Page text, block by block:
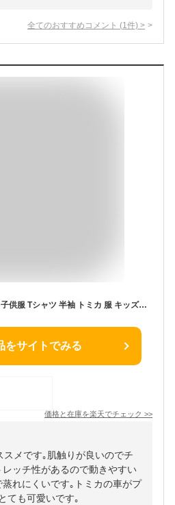
全てのおすすめコメント (1 件) >
【トミカ5%OFFクーポン】 子供服 Tシャツ 半袖 トミカ 服 キッズ 男の子 パトカー 消防車 BREEZE 綿100% 130cm 120cm 110cm 100cm 90cm 80cm 3歳 4歳 5歳 6歳 小学生 幼稚園 保育園 プレゼント ギフト 春 夏 クリックポスト かっこいい おしゃれ 子ども こども 孫
をサイトでみる
価格と在庫を楽天でチェック >>
メです｡肌触りが良いのでチ
ッチ性があるので動きやすい
れにくいです｡トミカの車がプ
ても可愛いです｡